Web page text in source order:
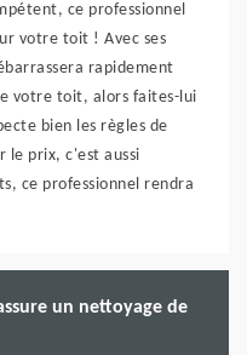
ce professionnel
votre toit ! Avec ses
rapidement
votre toit, alors faites-lui
bien les règles de
le prix, c'est aussi
ce professionnel rendra
un nettoyage de